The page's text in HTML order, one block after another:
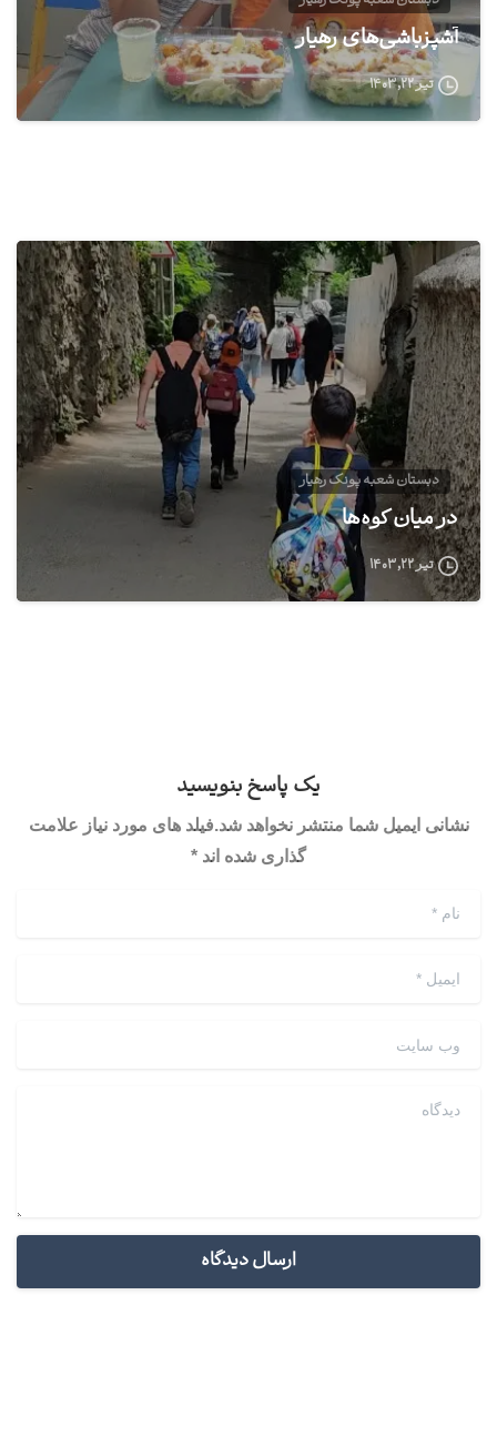
آشپزباشی‌های رهیار
تیر ۲۲, ۱۴۰۳
0
دبستان شعبه پونک رهیار
در میان کوه‌ها
تیر ۲۲, ۱۴۰۳
یک پاسخ بنویسید
نشانی ایمیل شما منتشر نخواهد شد.فیلد های مورد نیاز علامت
گذاری شده اند *
نام*
ایمیل *
وب سایت
دیدگاه